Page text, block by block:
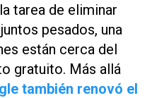
tarea de eliminar
pesados, una
están cerca del
gratuito. Más allá
también renovó el